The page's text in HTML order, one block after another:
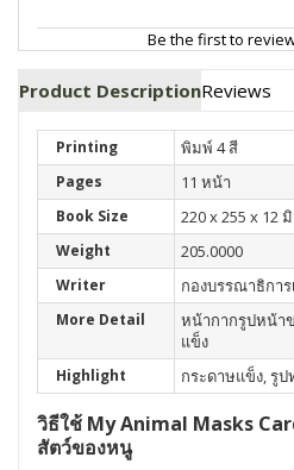
Be the first to
Product DescriptionReviews
Printing พิมพ์ 4 สี
Pages 11 หน้า
Book Size 220 x 255 x 12
Weight 205.0000
Writer กองบรรณาธิการ
More Detail
หน้ากากรูปหน้า
แข็ง
Highlight กระดาษแข็ง, รู
วิธีใช้ My Animal Masks
สัตว์ของหนู